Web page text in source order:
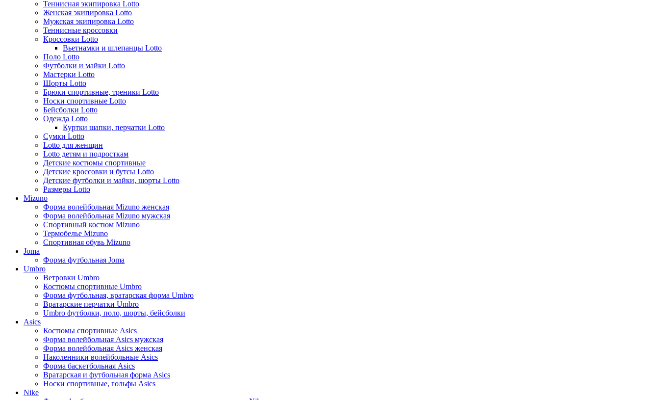
Теннисная экипировка Lotto
Женская экипировка Lotto
Мужская экипировка Lotto
Теннисные кроссовки
Кроссовки Lotto
Вьетнамки и шлепанцы Lotto
Поло Lotto
Футболки и майки Lotto
Мастерки Lotto
Шорты Lotto
Брюки спортивные, треники Lotto
Носки спортивные Lotto
Бейсболки Lotto
Одежда Lotto
Куртки шапки, перчатки Lotto
Сумки Lotto
Lotto для женщин
Lotto детям и подросткам
Детские костюмы спортивные
Детские кроссовки и бутсы Lotto
Детские футболки и майки, шорты Lotto
Размеры Lotto
Mizuno
Форма волейбольная Mizuno женская
Форма волейбольная Mizuno мужская
Спортивный костюм Mizuno
Термобелье Mizuno
Спортивная обувь Mizuno
Joma
Форма футбольная Joma
Umbro
Ветровки Umbro
Костюмы спортивные Umbro
Форма футбольная, вратарская форма Umbro
Вратарские перчатки Umbro
Umbro футболки, поло, шорты, бейсболки
Asics
Костюмы спортивные Asics
Форма волейбольная Asics мужская
Форма волейбольная Asics женская
Наколенники волейбольные Asics
Форма баскетбольная Asics
Вратарская и футбольная форма Asics
Носки спортивные, гольфы Asics
Nike